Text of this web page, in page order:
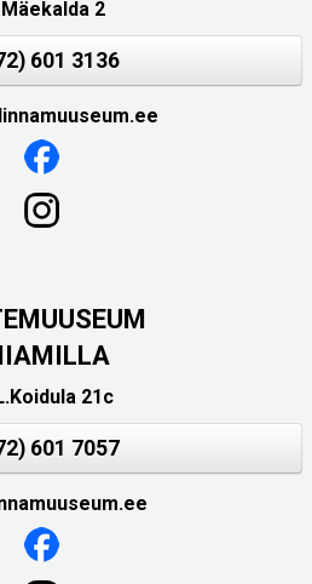
Mäekalda 2
601 3136
21c
601 7057